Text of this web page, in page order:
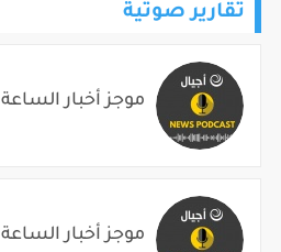
تقارير صوتية
موجز أخبار الساعة 3 م 2026/08/06
موجز أخبار الساعة 2 م 2026/08/06